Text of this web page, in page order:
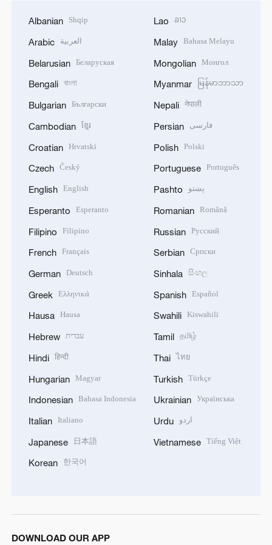
Albanian Shqip
Arabic العربية
Belarusian Беларуская
Bengali বাংলা
Bulgarian Български
Cambodian ខ្មែរ
Croatian Hrvatski
Czech Český
English English
Esperanto Esperanto
Filipino Filipino
French Français
German Deutsch
Greek Ελληνικά
Hausa Hausa
Hebrew עברית
Hindi हिन्दी
Hungarian Magyar
Indonesian Bahasa Indonesia
Italian Italiano
Japanese 日本語
Korean 한국어
Lao ລາວ
Malay Bahasa Melayu
Mongolian Монгол
Myanmar မြန်မာဘာသာ
Nepali नेपाली
Persian فارسی
Polish Polski
Portuguese Português
Pashto پښتو
Romanian Română
Russian Русский
Serbian Српски
Sinhala සිංහල
Spanish Español
Swahili Kiswahili
Tamil தமிழ்
Thai ไทย
Turkish Türkçe
Ukrainian Українська
Urdu اردو
Vietnamese Tiếng Việt
DOWNLOAD OUR APP